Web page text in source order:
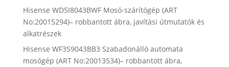
Hisense WD5I8043BWF Mosó-szárítógép (ART
No:20015294)– robbantott ábra, javítási útmutatók és
alkatrészek
Hisense WF3S9043BB3 Szabadonálló automata
mosógép (ART No:20013534)– robbantott ábra,